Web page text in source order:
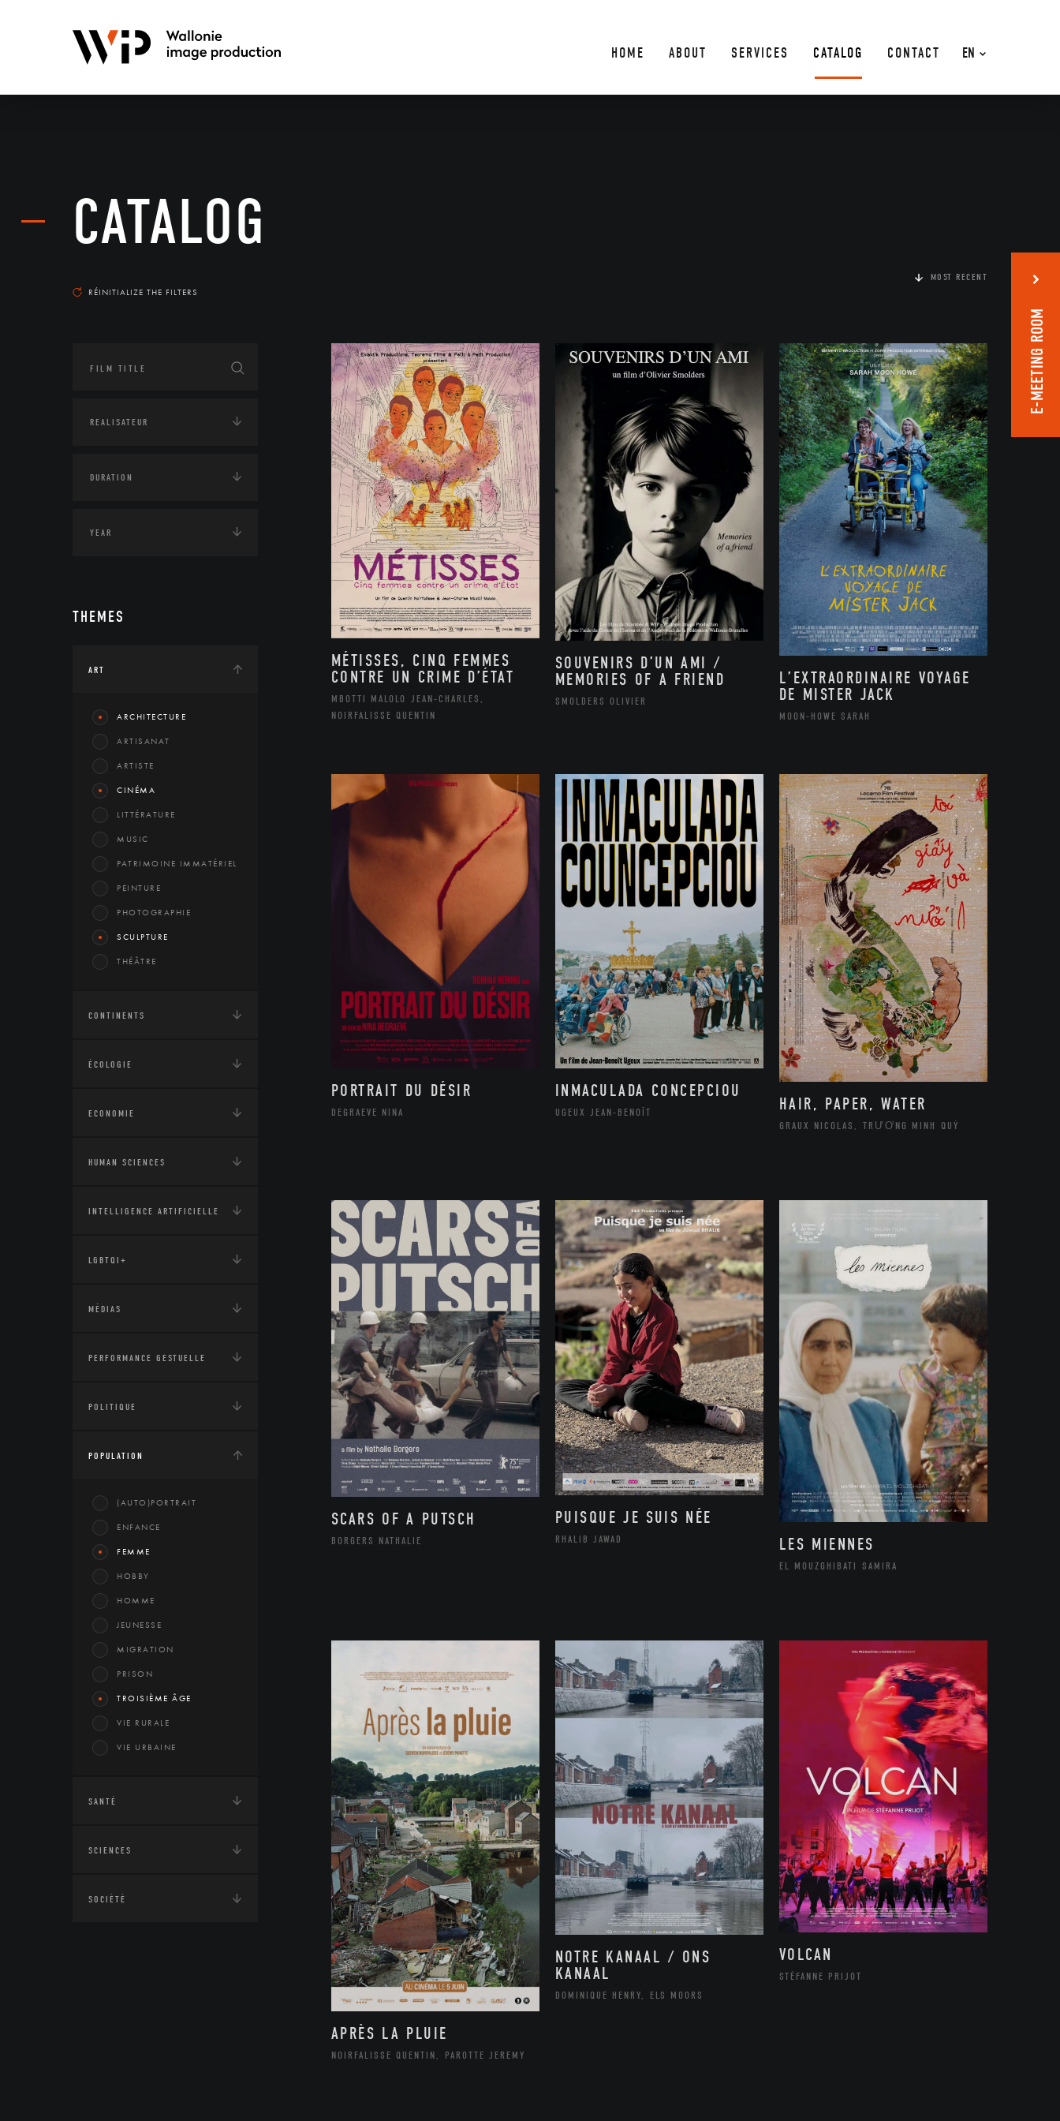
EN
HOME ABOUT SERVICES CATALOG CONTACT
CATALOG
RÉINITIALIZE THE FILTERS
THEMES
ART
ARCHITECTURE
ARTISANAT
ARTISTE
CINÉMA
LITTÉRATURE
MUSIC
PATRIMOINE IMMATÉRIEL
PEINTURE
PHOTOGRAPHIE
SCULPTURE
THÉÂTRE
CONTINENTS
ÉCOLOGIE
ECONOMIE
HUMAN SCIENCES
INTELLIGENCE ARTIFICIELLE
LGBTQI+
MÉDIAS
PERFORMANCE GESTUELLE
POLITIQUE
POPULATION
(AUTO)PORTRAIT
ENFANCE
FEMME
HOBBY
HOMME
JEUNESSE
MIGRATION
PRISON
TROISIÈME ÂGE
VIE RURALE
VIE URBAINE
SANTÉ
SCIENCES
SOCIÉTÉ
MOST RECENT
MÉTISSES, CINQ FEMMES
CONTRE UN CRIME D’ÉTAT
MBOTTI MALOLO JEAN-CHARLES,
NOIRFALISSE QUENTIN
SOUVENIRS D’UN AMI /
MEMORIES OF A FRIEND
SMOLDERS OLIVIER
L’EXTRAORDINAIRE VOYAGE
DE MISTER JACK
MOON-HOWE SARAH
PORTRAIT DU DÉSIR
DEGRAEVE NINA
INMACULADA CONCEPCIOU
UGEUX JEAN-BENOÎT HAIR, PAPER, WATER
GRAUX NICOLAS, TRƯƠNG MINH QUÝ
SCARS OF A PUTSCH
BORGERS NATHALIE
PUISQUE JE SUIS NÉE
RHALIB JAWAD LES MIENNES
EL MOUZGHIBATI SAMIRA
APRÈS LA PLUIE
NOIRFALISSE QUENTIN, PAROTTE JEREMY
NOTRE KANAAL / ONS
KANAAL
DOMINIQUE HENRY, ELS MOORS
VOLCAN
STÉFANNE PRIJOT
E-MEETING ROOM